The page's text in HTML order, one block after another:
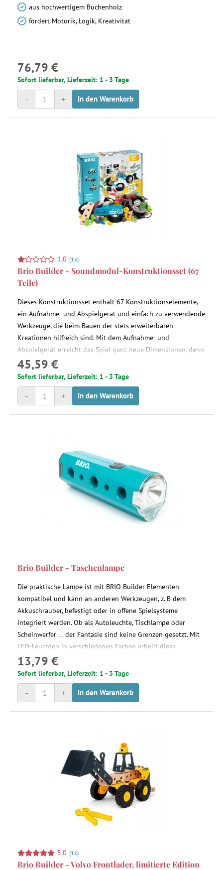
aus hochwertigem Buchenholz
fördert Motorik, Logik, Kreativität
76,79 €
Sofort lieferbar, Lieferzeit: 1 - 3 Tage
+
- In den Warenkorb
1,0 (1x)
Brio Builder - Soundmodul-Konstruktionsset (67
Teile)
Dieses Konstruktionsset enthält 67 Konstruktionselemente,
ein Aufnahme- und Abspielgerät und einfach zu verwendende
Werkzeuge, die beim Bauen der stets erweiterbaren
Kreationen hilfreich sind. Mit dem Aufnahme- und
Abspielgerät erreicht das Spiel ganz neue Dimensionen, denn
nun können deine Konstruktionen aufgezeichnete Sprache
und Geräusche wiedergeben.
45,59 €
Sofort lieferbar, Lieferzeit: 1 - 3 Tage
+
- In den Warenkorb
Brio Builder - Taschenlampe
Die praktische Lampe ist mit BRIO Builder Elementen
kompatibel und kann an anderen Werkzeugen, z. B dem
Akkuschrauber, befestigt oder in offene Spielsysteme
integriert werden. Ob als Autoleuchte, Tischlampe oder
Scheinwerfer ... der Fantasie sind keine Grenzen gesetzt. Mit
LED-Leuchten in verschiedenen Farben erhellt diese
Spielzeugtaschenlampe deine Spielwelt.
13,79 €
Sofort lieferbar, Lieferzeit: 1 - 3 Tage
+
- In den Warenkorb
5,0 (1x)
Brio Builder - Volvo Frontlader, limitierte Edition